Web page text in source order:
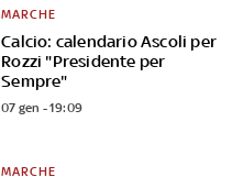
Calcio: calendario Ascoli per
Rozzi "Presidente per
Sempre"
MARCHE
07 gen - 19:09
MARCHE